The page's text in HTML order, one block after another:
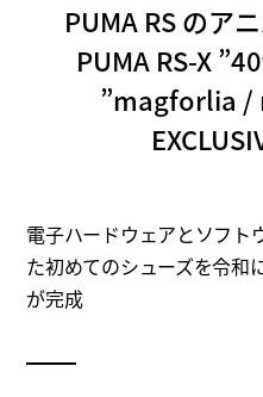
PUMA RS のア
PUMA RS-X
”magforlia /
電子ハードウェアとソフト
た初めてのシューズを令和
が完成